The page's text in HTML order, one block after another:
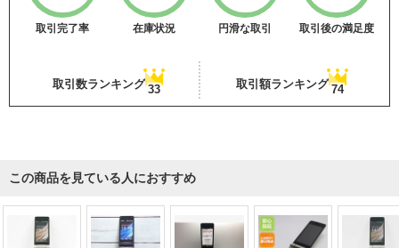
取引完了率 在庫状況 円滑な取引 取引後の満足度
取引数ランキング 33 取引額ランキング 74
この商品を見ている人におすすめ